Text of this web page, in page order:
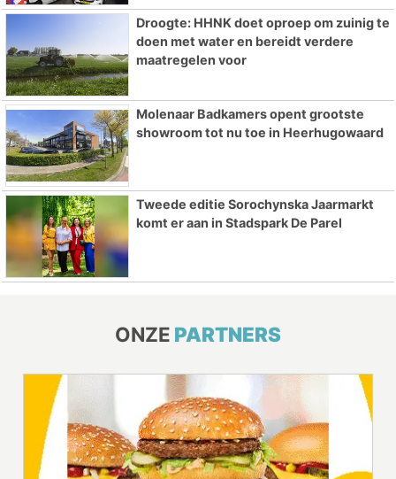
Droogte: HHNK doet oproep om zuinig te
doen met water en bereidt verdere
maatregelen voor
Molenaar Badkamers opent grootste
showroom tot nu toe in Heerhugowaard
Tweede editie Sorochynska Jaarmarkt
komt er aan in Stadspark De Parel
ONZE PARTNERS